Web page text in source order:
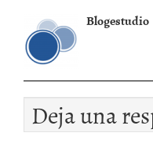
Blogestudio
Deja una